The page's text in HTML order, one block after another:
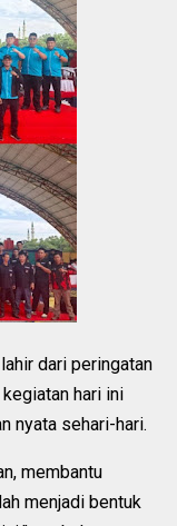
dari peringatan
hari ini
nyata sehari-hari.
membantu
menjadi bentuk